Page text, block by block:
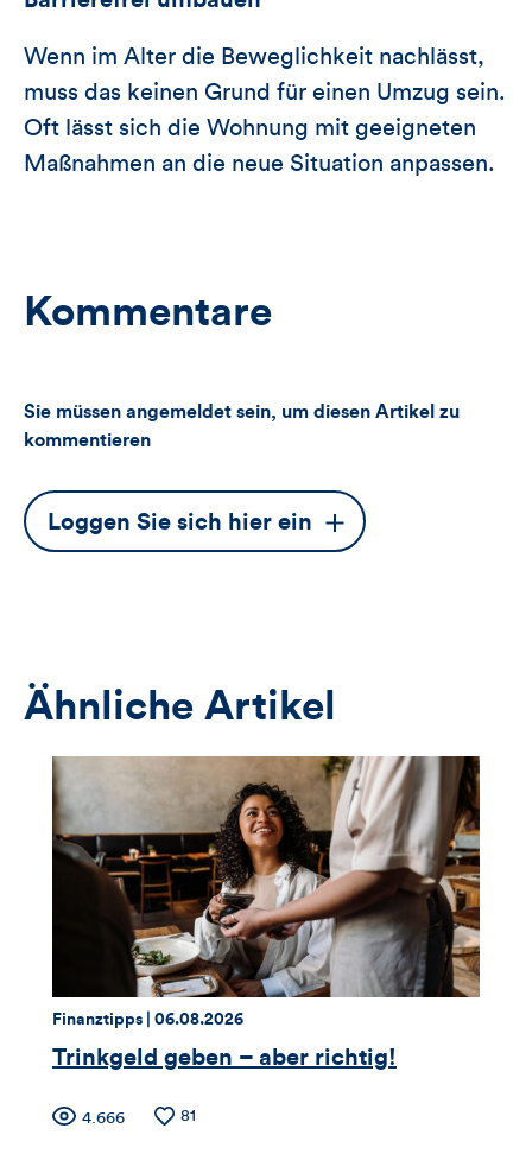
Wenn im Alter die Beweglichkeit nachlässt,
muss das keinen Grund für einen Umzug sein.
Oft lässt sich die Wohnung mit geeigneten
Maßnahmen an die neue Situation anpassen.
Kommentare
Sie müssen angemeldet sein, um diesen Artikel zu
kommentieren
Dieser
Button
Loggen Sie sich hier ein
Ähnliche Artikel
Thema:
Finanztipps | Datum:
06.08.2026
Trinkgeld geben – aber richtig!
Zähler
Anzahl4.666
Anzahl
81